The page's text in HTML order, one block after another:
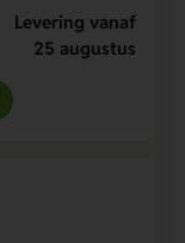
Levering vanaf
25 augustus